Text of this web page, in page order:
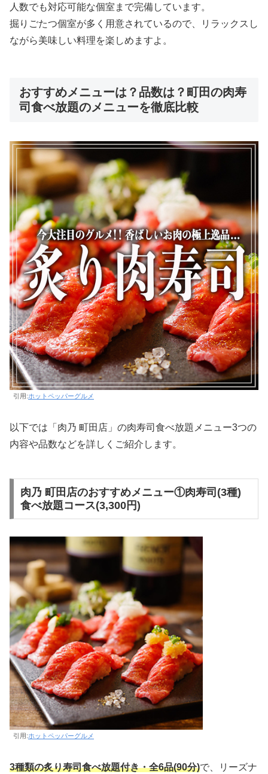
人数でも対応可能な個室まで完備しています。
掘りごたつ個室が多く用意されているので、リラックスし
ながら美味しい料理を楽しめますよ。
おすすめメニューは？品数は？町田の肉寿
司食べ放題のメニューを徹底比較
引用:ホットペッパーグルメ
以下では「肉乃 町田店」の肉寿司食べ放題メニュー3つの
内容や品数などを詳しくご紹介します。
肉乃 町田店のおすすめメニュー①肉寿司(3種)
食べ放題コース(3,300円)
引用:ホットペッパーグルメ
3種類の炙り寿司食べ放題付き・全6品(90分)で、リーズナ